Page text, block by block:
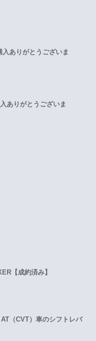
入ありがとうございま
ありがとうございま
【成約済み】
（CVT）車のシフトレバ